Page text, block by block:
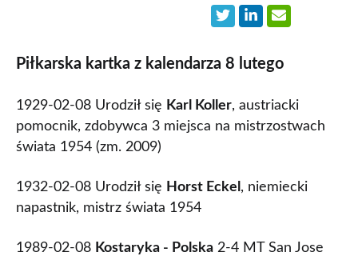
Piłkarska kartka z kalendarza 8 lutego
1929-02-08 Urodził się Karl Koller, austriacki
pomocnik, zdobywca 3 miejsca na mistrzostwach
świata 1954 (zm. 2009)
1932-02-08 Urodził się Horst Eckel , niemiecki
napastnik, mistrz świata 1954
1989-02-08 Kostaryka - Polska 2-4 MT San Jose